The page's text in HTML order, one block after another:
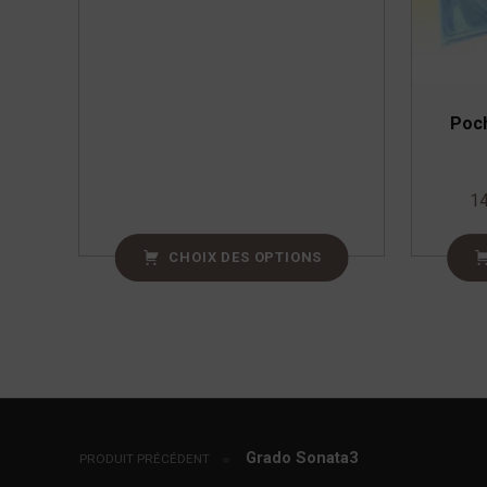
CHOIX DES OPTIONS
Navigation de l’article
PRODUIT PRÉCÉDENT Grado Sonata3